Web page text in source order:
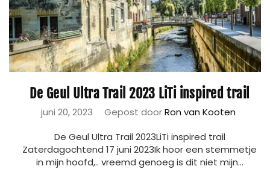
De Geul Ultra Trail 2023 LiTi inspired trail
juni 20, 2023 Gepost doorRon van Kooten
De Geul Ultra Trail 2023LiTi inspired trail
Zaterdagochtend 17 juni 2023Ik hoor een stemmetje
in mijn hoofd,.. vreemd genoeg is dit niet mijn...